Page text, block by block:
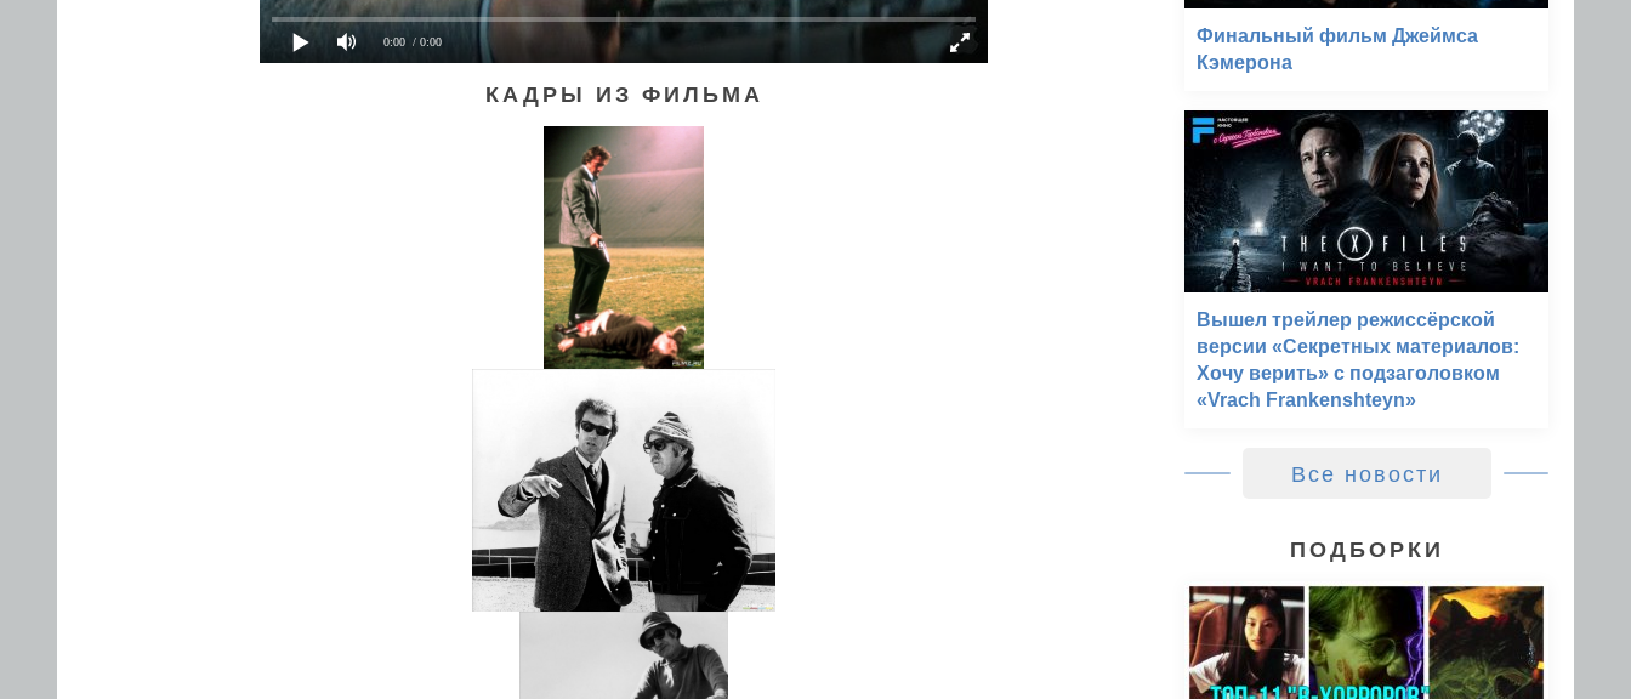
0:00 / 0:00
КАДРЫ ИЗ ФИЛЬМА
Финальный фильм Джеймса
Кэмерона
Вышел трейлер режиссёрской
версии «Секретных материалов:
Хочу верить» с подзаголовком
«Vrach Frankenshteyn»
Все новости
ПОДБОРКИ